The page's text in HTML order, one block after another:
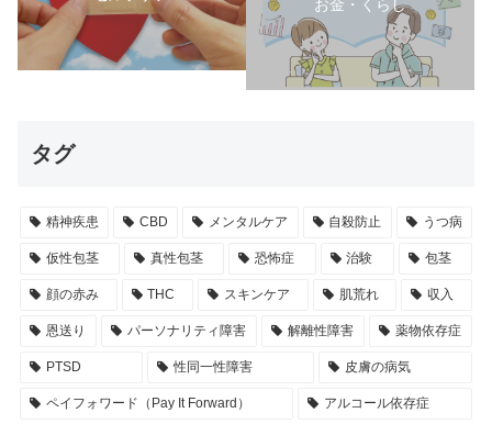
お金・くらし
タグ
精神疾患 CBD メンタルケア 自殺防止 うつ病
仮性包茎 真性包茎 恐怖症 治験 包茎
顔の赤み THC スキンケア 肌荒れ 収入
恩送り パーソナリティ障害 解離性障害 薬物依存症
PTSD 性同一性障害 皮膚の病気
ペイフォワード（Pay It Forward） アルコール依存症